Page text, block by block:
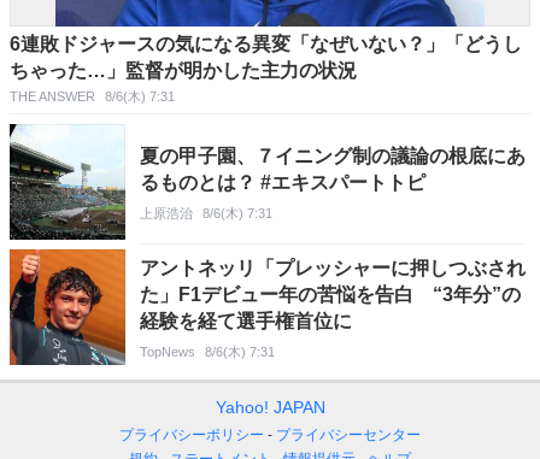
6連敗ドジャースの気になる異変「なぜいない？」「どうし
ちゃった…」監督が明かした主力の状況
THE ANSWER 8/6(木) 7:31
夏の甲子園、７イニング制の議論の根底にあ
るものとは？ #エキスパートトピ
上原浩治 8/6(木) 7:31
アントネッリ「プレッシャーに押しつぶされ
た」F1デビュー年の苦悩を告白 “3年分”の
経験を経て選手権首位に
TopNews 8/6(木) 7:31
Yahoo! JAPAN
プライバシーポリシー
プライバシーセンター